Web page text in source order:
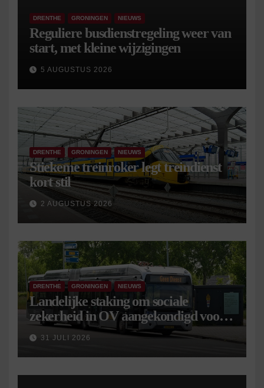
DRENTHE GRONINGEN NIEUWS
Reguliere busdienstregeling weer van
start, met kleine wijzigingen
5 AUGUSTUS 2026
DRENTHE GRONINGEN NIEUWS
Stiekeme treinroker legt treindienst
kort stil
2 AUGUSTUS 2026
DRENTHE GRONINGEN NIEUWS
Landelijke staking om sociale
zekerheid in OV aangekondigd voor 9
september
31 JULI 2026